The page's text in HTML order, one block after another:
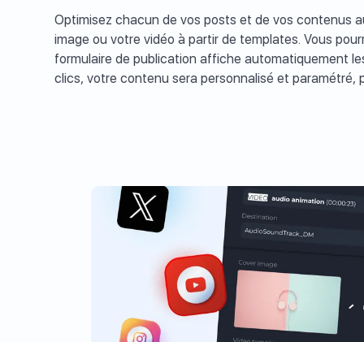
Optimisez chacun de vos posts et de vos contenus
image ou votre vidéo à partir de templates. Vous
formulaire de publication affiche automatiquement
clics, votre contenu sera personnalisé et paramétré,